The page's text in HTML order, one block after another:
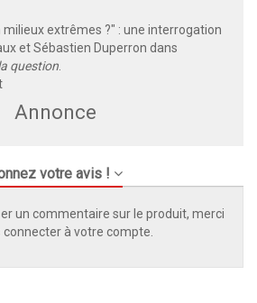
milieux extrêmes ?" : une interrogation
et Sébastien Duperron dans
question
Annonce
votre avis !
un commentaire sur le produit, merci
connecter à votre compte.